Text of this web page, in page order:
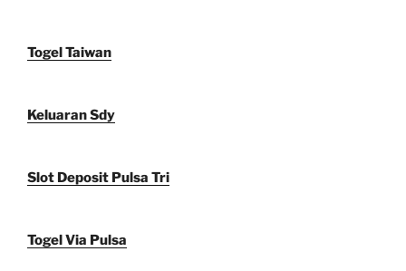
Togel Taiwan
Keluaran Sdy
Slot Deposit Pulsa Tri
Togel Via Pulsa